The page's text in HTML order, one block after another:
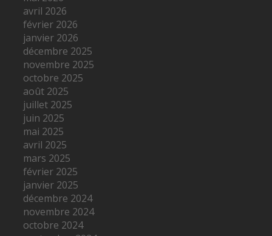
avril 2026
février 2026
janvier 2026
décembre 2025
novembre 2025
octobre 2025
août 2025
juillet 2025
juin 2025
mai 2025
avril 2025
mars 2025
février 2025
janvier 2025
décembre 2024
novembre 2024
octobre 2024